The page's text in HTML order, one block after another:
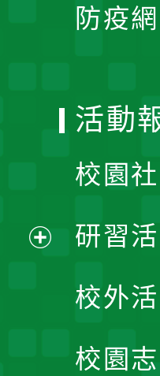
防疫
活動
校園
研習
校外
校園